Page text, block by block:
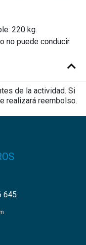
220 kg.
no puede conducir.
de la actividad. Si
realizará reembolso.
645